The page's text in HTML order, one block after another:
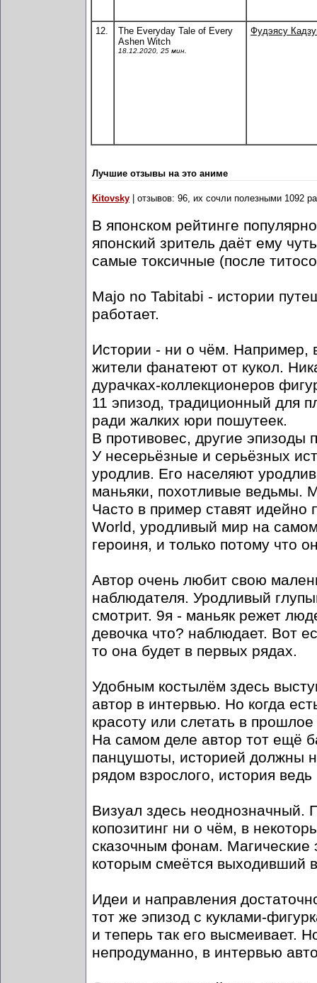
12.
The Everyday Tale of Every
Ashen Witch
18.12.2020, 25 мин.
Фудэясу
Лучшие отзывы на это аниме
Kitovsky | отзывов: 96, их сочли полезными 1092
В японском рейтинге
японский зритель даёт ему
самые токсичные (после
Majo no Tabitabi - истории
работает.
Истории - ни о чём. Например,
жители фанатеют от кукол.
дурачках-коллекционеров
11 эпизод, традиционный для
ради жалких юри пошутеек.
В противовес, другие эпизоды
У несерьёзные и серьёзных
уродлив. Его населяют
маньяки, похотливые ведьмы.
Часто в пример ставят
World, уродливый мир на
героиня, и только потому что
Автор очень любит свою
наблюдателя. Уродливый
смотрит. 9я - маньяк режет
девочка что? наблюдает. Вот
то она будет в первых рядах.
Удобным костылём здесь
автор в интервью. Но когда
красоту или слетать в
На самом деле автор тот ещё
панцушоты, историей должны
рядом взрослого, история
Визуал здесь
копозитинг ни о чём, в
сказочным фонам. Магические
которым смеётся выходивший
Идеи и направления
тот же эпизод с куклами-
и теперь так его высмеивает.
непродуманно, в интервью